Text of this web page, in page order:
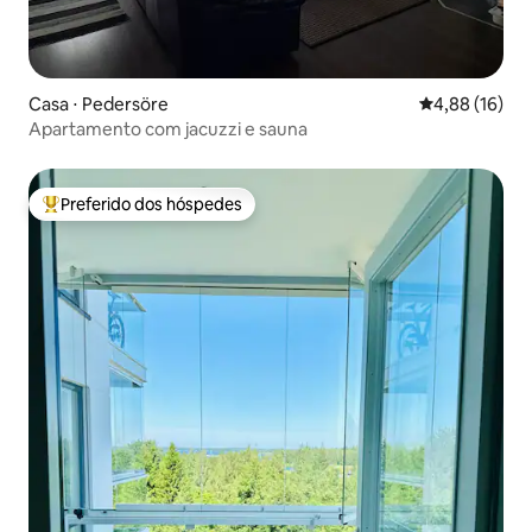
Casa ⋅ Pedersöre 4,88 de uma
4,88 (16)
Apartamento com jacuzzi e sauna
Entre os melhores preferidos dos hóspedes
Preferido dos hóspedes